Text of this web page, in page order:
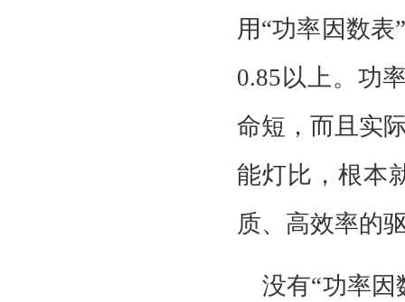
用“功率因数
0.85以上。功
命短，而且实
能灯比，根本
质、高效率的
没有“功率因